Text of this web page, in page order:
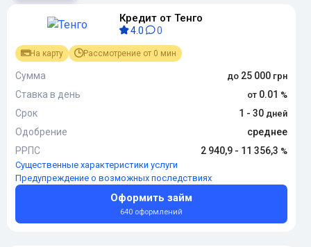
По
По сумме
По сроку
По переплате
Кредит от Тенго
4.0 0
На карту Рассмотрение от 0 мин
Сумма
25 000
Ставка в день
0.01
Срок
1 - 30
Одобрение
среднее
РРПС
2 940,9 - 11 356,3
Существенные характеристики услуги
Предупреждение о возможных последствиях
Оформить займ
640 оформлений